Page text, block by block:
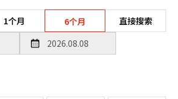
1个月 6个月 直接搜索